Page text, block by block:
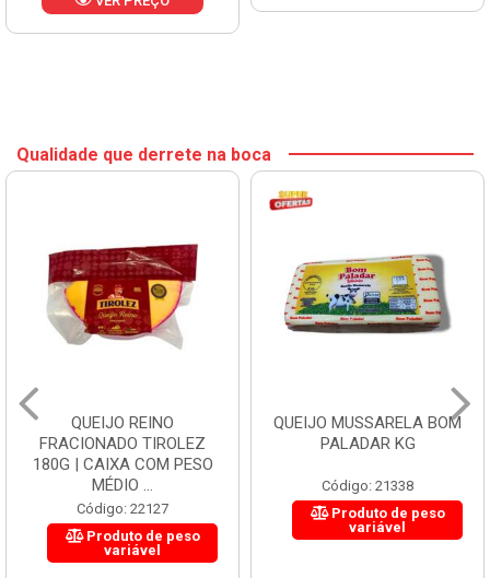
Qualidade que derrete na boca
QUEIJO REINO
FRACIONADO TIROLEZ
180G | CAIXA COM PESO
MÉDIO ...
Código: 22127
Produto de peso
variável
QUEIJO MUSSARELA BOM
PALADAR KG
Código: 21338
Produto de peso
variável